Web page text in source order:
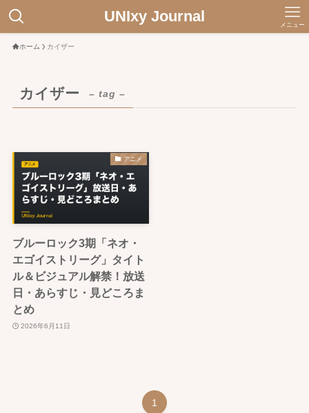
UNIxy Journal メニュー
ホーム カイザー
カイザー – tag –
アニメ
ブルーロック3期「ネオ・
エゴイストリーグ」タイト
ル＆ビジュアル解禁！放送
日・あらすじ・見どころま
とめ
2026年6月11日
1